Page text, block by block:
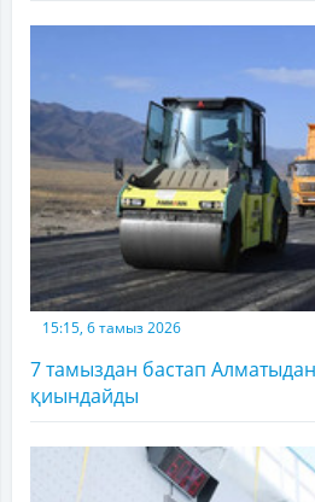
15:15, 6 тамыз 2026
7 тамыздан бастап
қиындайды